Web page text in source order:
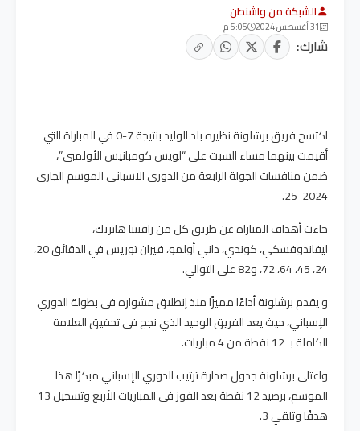
الشبكة من واشنطن
31 أغسطس 2024 5:05 م
شارك:
اكتسح فريق برشلونة نظيره بلد الوليد بنتيجة 7-0 في المباراة التي
أقيمت بينهما مساء السبت على “لويس كومبانيس الأولمبي”،
ضمن منافسات الجولة الرابعة من الدوري الاسباني الموسم الجاري
2024-25.
جاءت أهداف المباراة عن طريق كل من رافينيا هاتريك،
ليفاندوفسكي، كوندي، داني أولمو، فيران توريس في الدقائق 20،
24، 45، 64، 72، و82 على التوالي.
و يقدم برشلونة أداءًا مميزًا منذ إنطلاق مشواره فى بطولة الدوري
الإسباني، حيث يعد الفريق الوحيد الذي نجح فى تحقيق العلامة
الكاملة بـ 12 نقطة من 4 مباريات.
واعتلى برشلونة جدول صدارة ترتيب الدوري الإسباني مبكرًا هذا
الموسم، برصيد 12 نقطة بعد الفوز في المباريات الأربع وتسجيل 13
هدفًا وتلقي 3.